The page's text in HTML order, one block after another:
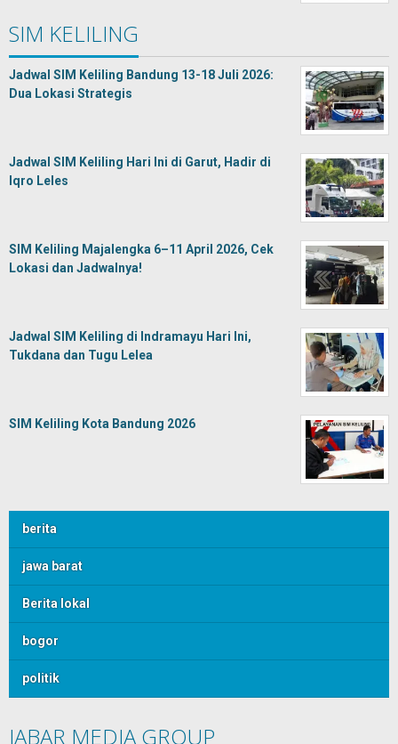
SIM KELILING
Jadwal SIM Keliling Bandung 13-18 Juli 2026:
Dua Lokasi Strategis
Jadwal SIM Keliling Hari Ini di Garut, Hadir di
Iqro Leles
SIM Keliling Majalengka 6–11 April 2026, Cek
Lokasi dan Jadwalnya!
Jadwal SIM Keliling di Indramayu Hari Ini,
Tukdana dan Tugu Lelea
SIM Keliling Kota Bandung 2026
berita
jawa barat
Berita lokal
bogor
politik
JABAR MEDIA GROUP